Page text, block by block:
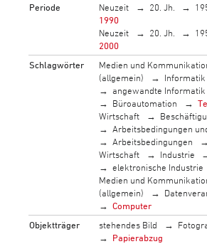
Periode
Neuzeit 20. Jh.
1990
Neuzeit
20. Jh.
2000
Schlagwörter
Medien und
(allgemein)
Informatik
angewandte Informatik
Büroautomation
Wirtschaft
Arbeitsbedingungen
Arbeitsbedingungen
Wirtschaft
Industrie
elektronische Industrie
Medien und
(allgemein)
Computer
Objektträger
stehendes Bild
Papierabzug